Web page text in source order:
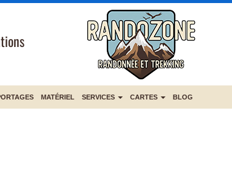
MATÉRIEL SERVICES CARTES BLOG